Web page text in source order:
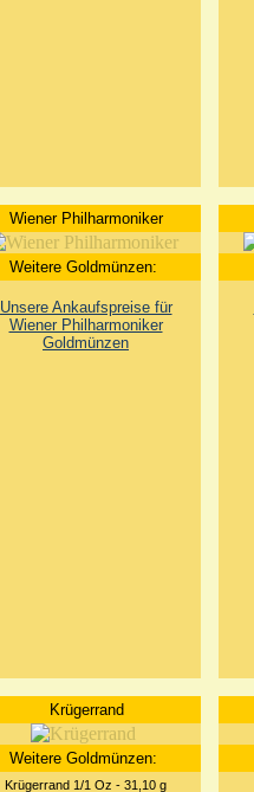
Wiener Philharmoniker
Weitere Goldmünzen:
Unsere Ankaufspreise für
Wiener Philharmoniker
Goldmünzen
Krügerrand
Weitere Goldmünzen:
Krügerrand 1/1 Oz - 31,10 g